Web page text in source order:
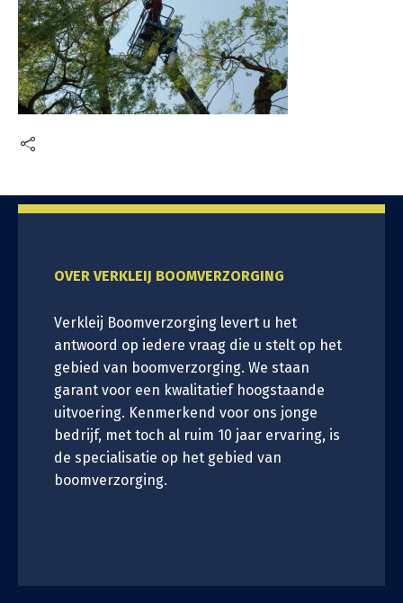
OVER VERKLEIJ BOOMVERZORGING
Verkleij Boomverzorging levert u het
antwoord op iedere vraag die u stelt op het
gebied van boomverzorging. We staan
garant voor een kwalitatief hoogstaande
uitvoering. Kenmerkend voor ons jonge
bedrijf, met toch al ruim 10 jaar ervaring, is
de specialisatie op het gebied van
boomverzorging.